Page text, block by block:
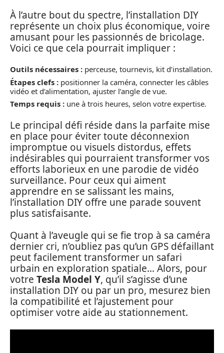
À l’autre bout du spectre, l’installation DIY
représente un choix plus économique, voire
amusant pour les passionnés de bricolage.
Voici ce que cela pourrait impliquer :
Outils nécessaires : perceuse, tournevis, kit d’installation.
Étapes clefs : positionner la caméra, connecter les câbles
vidéo et d’alimentation, ajuster l’angle de vue.
Temps requis : une à trois heures, selon votre expertise.
Le principal défi réside dans la parfaite mise
en place pour éviter toute déconnexion
impromptue ou visuels distordus, effets
indésirables qui pourraient transformer vos
efforts laborieux en une parodie de vidéo
surveillance. Pour ceux qui aiment
apprendre en se salissant les mains,
l’installation DIY offre une parade souvent
plus satisfaisante.
Quant à l’aveugle qui se fie trop à sa caméra
dernier cri, n’oubliez pas qu’un GPS défaillant
peut facilement transformer un safari
urbain en exploration spatiale… Alors, pour
votre Tesla Model Y, qu’il s’agisse d’une
installation DIY ou par un pro, mesurez bien
la compatibilité et l’ajustement pour
optimiser votre aide au stationnement.